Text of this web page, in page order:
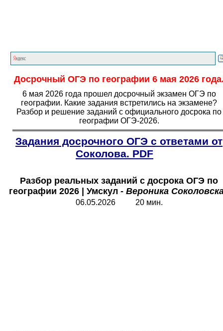
Досрочный ОГЭ по географии 6 мая 2026
6 мая 2026 года прошел досрочный экзамен ОГЭ по
географии. Какие задания встретились на экзамене?
Разбор и решение заданий с официального досрока по
географии ОГЭ-2026.
Задания досрочного ОГЭ с ответами от
Соколова. PDF
Разбор реальных заданий с досрока ОГЭ по
географии 2026 | Умскул - Вероника
06.05.202620 мин.